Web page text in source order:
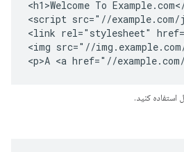
<h1>Welcome To
<script src="//
<link rel="stylesheet"
<img src="//
<p>A <a href="//